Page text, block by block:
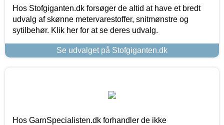
Hos Stofgiganten.dk forsøger de altid at have et bredt
udvalg af skønne metervarestoffer, snitmønstre og
sytilbehør. Klik her for at se deres udvalg.
Se udvalget på Stofgiganten.dk
Hos GarnSpecialisten.dk forhandler de ikke